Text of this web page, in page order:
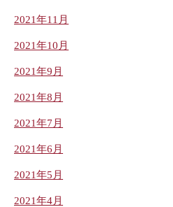
2021年11月
2021年10月
2021年9月
2021年8月
2021年7月
2021年6月
2021年5月
2021年4月